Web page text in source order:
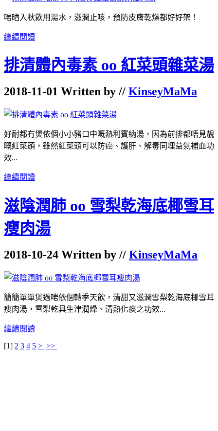
啱晒入秋飲用湯水，滋潤止咳，預防皮膚乾燥都好好架！
繼續閱讀
排清體內毒素 oo 紅菜頭雜菜湯
2018-11-01 Written by // KinseyMaMa
好耐都冇煲依個小小豬口中嘅熱利賓納湯，因為前排都唔見靚
嘅紅菜頭，雖然紅菜頭可以防癌、護肝、解毒同埋益氣補血功
效...
繼續閱讀
滋陰潤肺 oo 雪梨乾海底椰雪耳
瘦肉湯
2018-10-24 Written by // KinseyMaMa
簡簡單單煲過啱依個轉季天飲，清甜又滋潤雪梨乾海底椰雪耳
瘦肉湯，雪梨乾具生津潤燥、清熱化痰之功效...
繼續閱讀
[1] 2 3 4 5 > >>